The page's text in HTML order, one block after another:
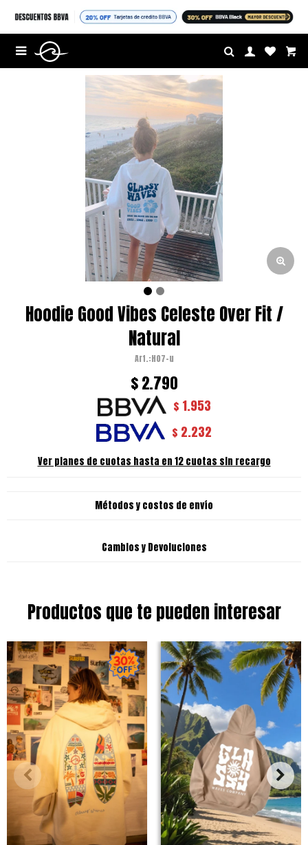


Hoodie Good Vibes Celeste Over Fit /
Natural
H07-u
$2.790
$ 1.953
$ 2.232
Ver planes de cuotas hasta en 12 cuotas sin recargo
Métodos y costos de envío
Cambios y Devoluciones
Productos que te pueden interesar